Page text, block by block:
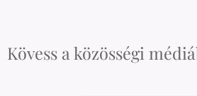
Kövess a közösségi